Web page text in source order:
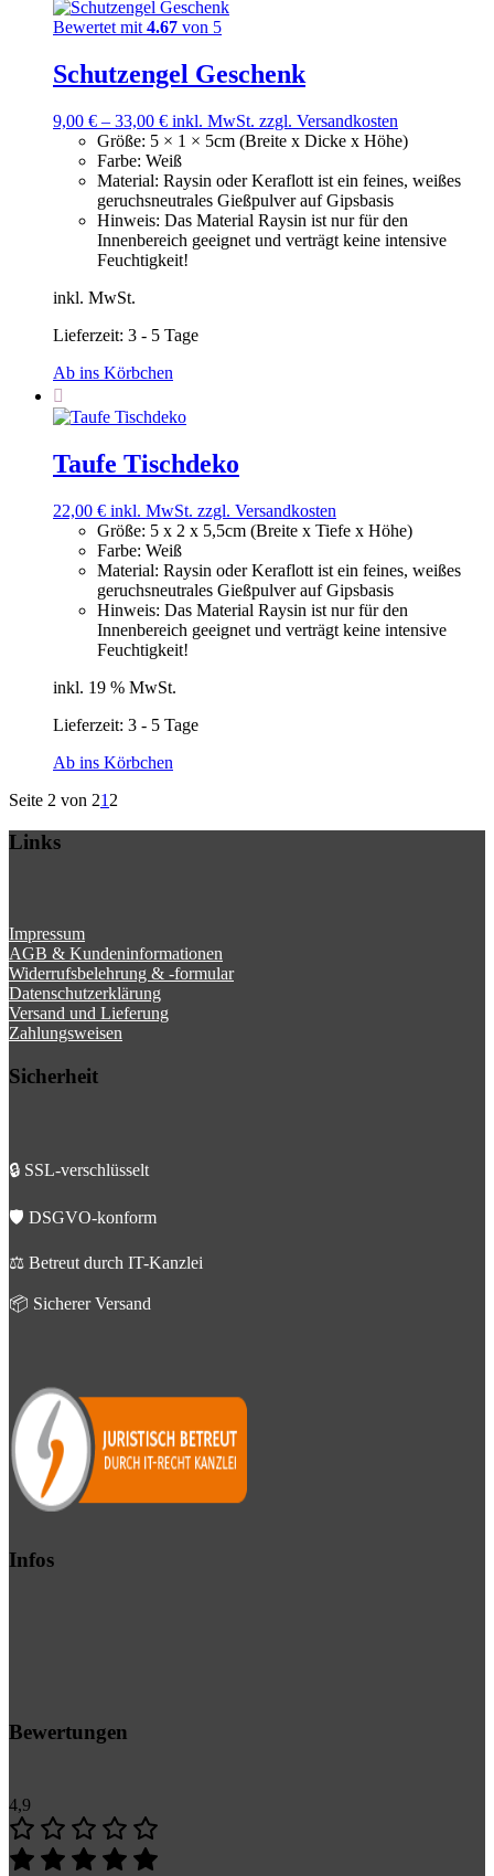
Bewertet mit 4.67 von 5
Schutzengel Geschenk
9,00 € – 33,00 € inkl. MwSt. zzgl. Versandkosten
Größe: 5 × 1 × 5cm (Breite x Dicke x Höhe)
Farbe: Weiß
Material: Raysin oder Keraflott ist ein feines, weißes
geruchsneutrales Gießpulver auf Gipsbasis
Hinweis: Das Material Raysin ist nur für den
Innenbereich geeignet und verträgt keine intensive
Feuchtigkeit!
inkl. MwSt.
Lieferzeit: 3 - 5 Tage
Ab ins Körbchen
Taufe Tischdeko
22,00 € inkl. MwSt. zzgl. Versandkosten
Größe: 5 x 2 x 5,5cm (Breite x Tiefe x Höhe)
Farbe: Weiß
Material: Raysin oder Keraflott ist ein feines, weißes
geruchsneutrales Gießpulver auf Gipsbasis
Hinweis: Das Material Raysin ist nur für den
Innenbereich geeignet und verträgt keine intensive
Feuchtigkeit!
inkl. 19 % MwSt.
Lieferzeit: 3 - 5 Tage
Ab ins Körbchen
Seite 2 von 21 2
Links
Impressum
AGB & Kundeninformationen
Widerrufsbelehrung & -formular
Datenschutzerklärung
Versand und Lieferung
Zahlungsweisen
Sicherheit
🔒 SSL-verschlüsselt
🛡️ DSGVO-konform
⚖️ Betreut durch IT-Kanzlei
📦 Sicherer Versand
Infos
Bewertungen
4,9